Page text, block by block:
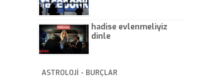
hadise evlenmeliyiz
dinle
ASTROLOJİ - BURÇLAR